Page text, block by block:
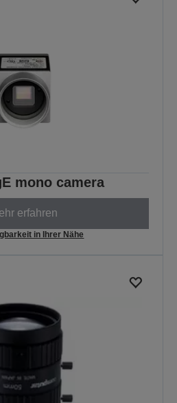
mono camera
erfahren
in Ihrer Nähe